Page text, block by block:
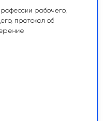
рабочего,
протокол об